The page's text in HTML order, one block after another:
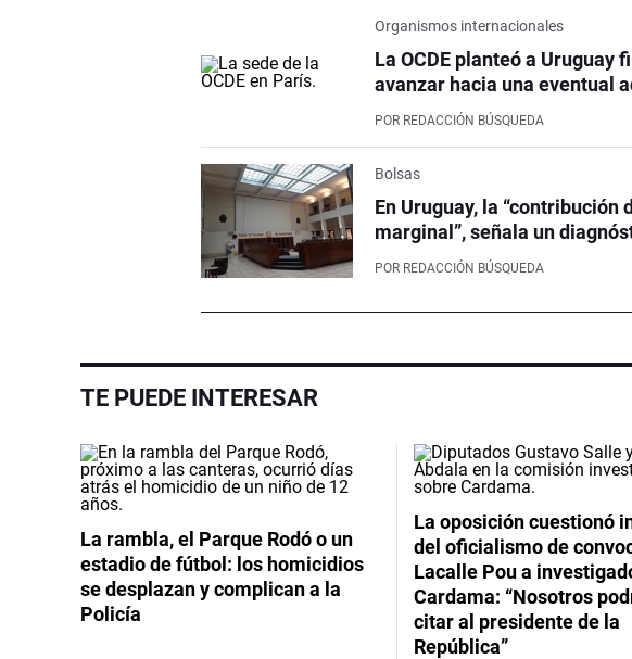
Organismos internacionales
La OCDE planteó a Uruguay
avanzar hacia una eventual
POR REDACCIÓN BÚSQUEDA
Bolsas
En Uruguay, la
marginal”, señala un
POR REDACCIÓN BÚSQUEDA
TE PUEDE INTERESAR
La rambla, el Parque Rodó o un
estadio de fútbol: los homicidios
se desplazan y complican a la
Policía
La oposición cuestionó
del oficialismo de
Lacalle Pou a
Cardama: “Nosotros
citar al presidente de la
República”